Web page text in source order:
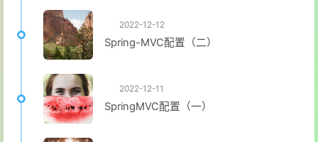
2022-12-12
Spring-MVC配置（二）
2022-12-11
SpringMVC配置（一）